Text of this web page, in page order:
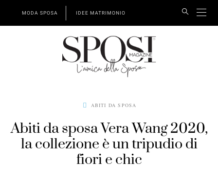
MODA SPOSA IDEE MATRIMONIO
ABITI DA SPOSA
Abiti da sposa Vera Wang 2020,
la collezione è un tripudio di
fiori e chic